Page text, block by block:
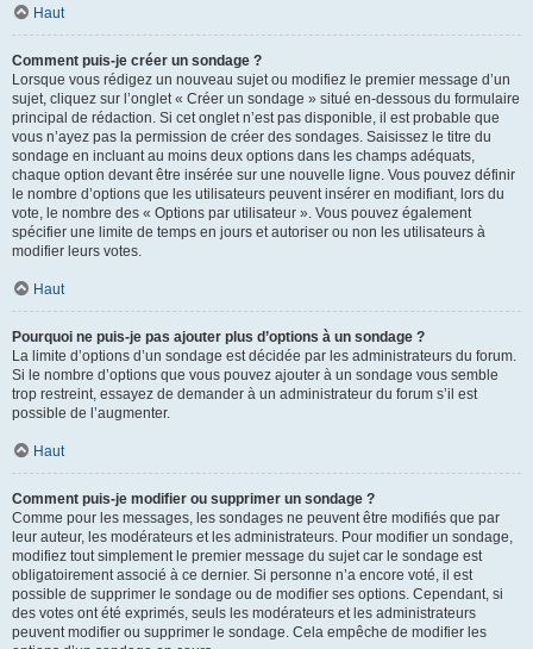
Haut
Comment puis-je créer un sondage ?
Lorsque vous rédigez un nouveau sujet ou modifiez le premier message d’un
sujet, cliquez sur l’onglet « Créer un sondage » situé en-dessous du formulaire
principal de rédaction. Si cet onglet n’est pas disponible, il est probable que
vous n’ayez pas la permission de créer des sondages. Saisissez le titre du
sondage en incluant au moins deux options dans les champs adéquats,
chaque option devant être insérée sur une nouvelle ligne. Vous pouvez définir
le nombre d’options que les utilisateurs peuvent insérer en modifiant, lors du
vote, le nombre des « Options par utilisateur ». Vous pouvez également
spécifier une limite de temps en jours et autoriser ou non les utilisateurs à
modifier leurs votes.
Haut
Pourquoi ne puis-je pas ajouter plus d’options à un sondage ?
La limite d’options d’un sondage est décidée par les administrateurs du forum.
Si le nombre d’options que vous pouvez ajouter à un sondage vous semble
trop restreint, essayez de demander à un administrateur du forum s’il est
possible de l’augmenter.
Haut
Comment puis-je modifier ou supprimer un sondage ?
Comme pour les messages, les sondages ne peuvent être modifiés que par
leur auteur, les modérateurs et les administrateurs. Pour modifier un sondage,
modifiez tout simplement le premier message du sujet car le sondage est
obligatoirement associé à ce dernier. Si personne n’a encore voté, il est
possible de supprimer le sondage ou de modifier ses options. Cependant, si
des votes ont été exprimés, seuls les modérateurs et les administrateurs
peuvent modifier ou supprimer le sondage. Cela empêche de modifier les